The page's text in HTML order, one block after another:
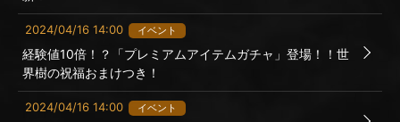
2024/04/16 14:00 イベント
経験値10倍！？「プレミアムアイテムガチャ」登場！！世
界樹の祝福おまけつき！
2024/04/16 14:00 イベント